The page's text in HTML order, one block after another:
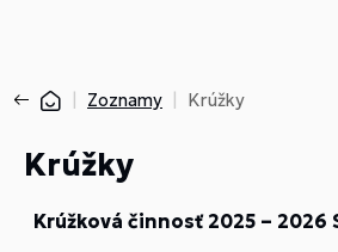
Zoznamy Krúžky
Krúžky
Krúžková činnosť 2025 – 2026